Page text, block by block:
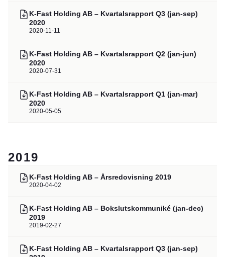
K-Fast Holding AB – Kvartalsrapport Q3 (jan-sep)
2020
2020-11-11
K-Fast Holding AB – Kvartalsrapport Q2 (jan-jun)
2020
2020-07-31
K-Fast Holding AB – Kvartalsrapport Q1 (jan-mar)
2020
2020-05-05
K-Fast Holding AB – Årsredovisning 2019
2020-04-02
K-Fast Holding AB – Bokslutskommuniké (jan-dec)
2019
2019-02-27
K-Fast Holding AB – Kvartalsrapport Q3 (jan-sep)
2019